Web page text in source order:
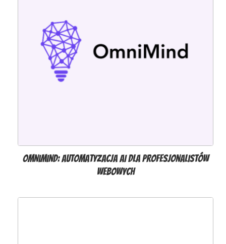
OmniMind: automatyzacja AI dla profesjonalistów
webowych